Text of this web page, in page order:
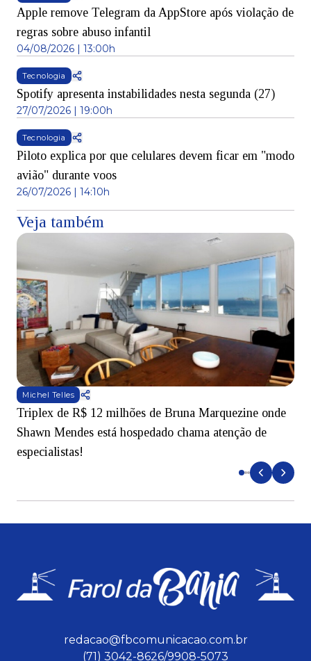
Apple remove Telegram da AppStore após violação de
regras sobre abuso infantil
04/08/2026 | 13:00h
Tecnologia
Spotify apresenta instabilidades nesta segunda (27)
27/07/2026 | 19:00h
Tecnologia
Piloto explica por que celulares devem ficar em "modo
avião" durante voos
26/07/2026 | 14:10h
Veja também
Michel Telles
Triplex de R$ 12 milhões de Bruna Marquezine onde
Shawn Mendes está hospedado chama atenção de
especialistas!
redacao@fbcomunicacao.com.br
(71) 3042-8626/9908-5073